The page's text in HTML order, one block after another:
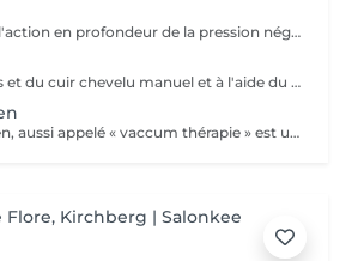
L'efficacité grâce à l'action en profondeur de la pression négative. Technique originale du "palper - rouler" Drainage, régénération et raffermissement des tissus du visage, du buste et du corps. Pour tous types de peaux. Traitements spécifiques contre les vergetures, la cellulite et bien d'autres. Maîtriser peau d'orange, culotte de cheval et tissus conjonctif faible grâce au SPM Digital ! Le SPM le multi -talent dont on ne peut plus se passer. Raffermir et regalber la poitrine sans appel à la chirurgie, l'un des nombreux traitements spécifiques.
Un massage du dos et du cuir chevelu manuel et à l'aide du Rama, cet outil en métal kansa parfaitement adapté au travail des méridiens, des mémoires, des blocages émotionnels du dos. Pour une détente profonde et un véritable reset sur le plan émotionnel!
Le Lifting Colombien, aussi appelé « vaccum thérapie » est une technique non chirurgicale, pratiquée à l'aide de ventouses qui exercent une aspiration pour casser les dépôts de cellulite et de graisse, éliminer les toxines, améliorer le drainage et restaurer l'élasticité de la peau.